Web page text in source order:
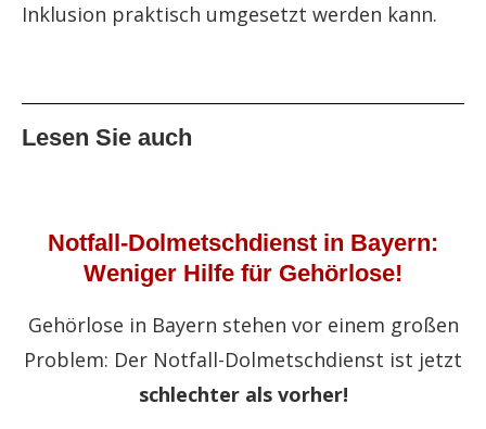
Inklusion praktisch umgesetzt werden kann.
Lesen Sie auch
Notfall-Dolmetschdienst in Bayern:
Weniger Hilfe für Gehörlose!
Gehörlose in Bayern stehen vor einem großen
Problem: Der Notfall-Dolmetschdienst ist jetzt
schlechter als vorher!